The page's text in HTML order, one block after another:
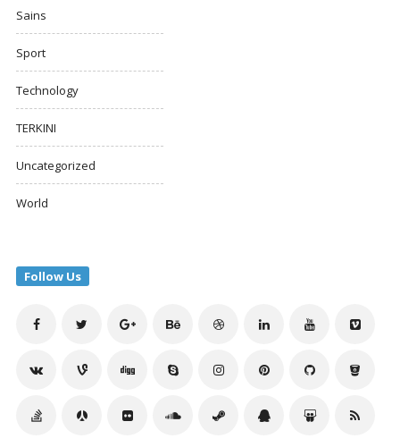
Sains
Sport
Technology
TERKINI
Uncategorized
World
Follow Us